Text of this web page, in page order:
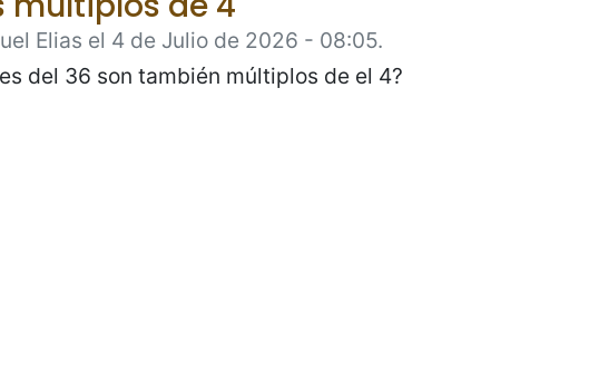
Elias el 4 de Julio de 2026 - 08:05.
del 36 son también múltiplos de el 4?